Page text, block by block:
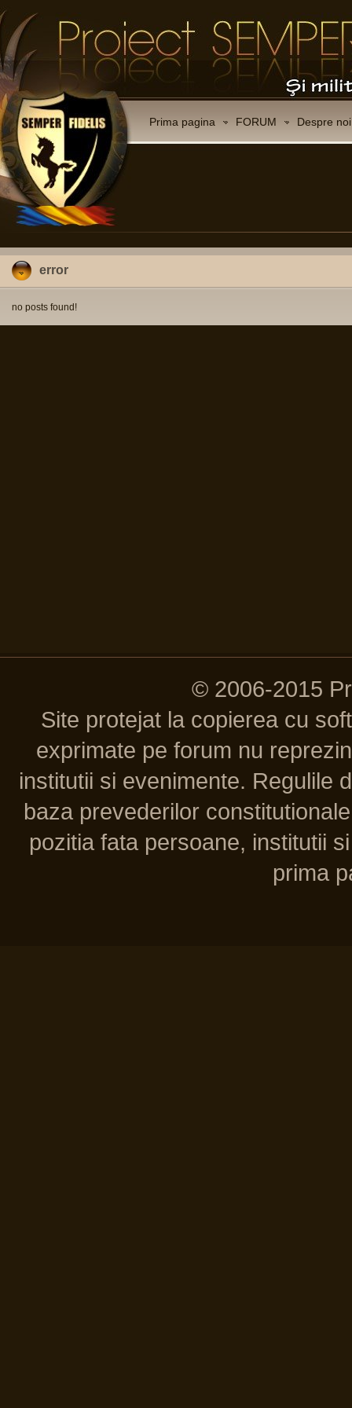
Prima pagina FORUM Despre noi
error
no posts found!
© 2006-2015
Site protejat la copierea cu
exprimate pe forum nu
institutii si evenimente. Regulile
baza prevederilor
pozitia fata persoane, institutii
prima